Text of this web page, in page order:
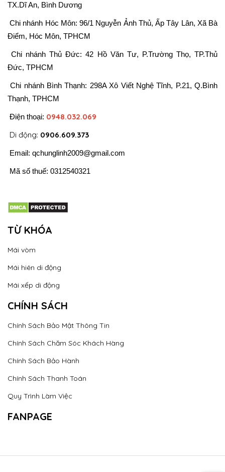
TX.Dĩ An, Bình Dương
Chi nhánh Hóc Môn: 96/1 Nguyễn Ảnh Thủ, Ấp Tây Lân, Xã Bà
Điểm, Hóc Môn, TPHCM
Chi nhánh Thủ Đức: 42 Hồ Văn Tư, P.Trường Thọ, TP.Thủ
Đức, TPHCM
Chi nhánh Bình Thạnh: 298A Xô Viết Nghệ Tĩnh, P.21, Q.Bình
Thạnh, TPHCM
Điện thoại: 0948.032.069
Di động: 0906.609.373
Email: qchunglinh2009@gmail.com
Mã số thuế: 0312540321
TỪ KHÓA
Mái vòm
Mái hiên di động
Mái xếp di động
CHÍNH SÁCH
Chính Sách Bảo Mật Thông Tin
Chính Sách Chăm Sóc Khách Hàng
Chính Sách Bảo Hành
Chính Sách Thanh Toán
Quy Trình Làm Việc
FANPAGE